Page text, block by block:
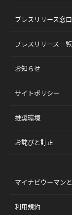
プレスリリース窓口
プレスリリース一覧
お知らせ
サイトポリシー
推奨環境
お詫びと訂正
マイナビウーマン
利用規約